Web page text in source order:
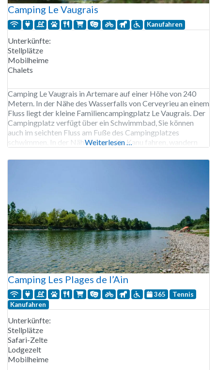
Camping Le Vaugrais
Kanufahren
Unterkünfte:
Stellplätze
Mobilheime
Chalets
Camping Le Vaugrais in Artemare auf einer Höhe von 240
Metern. In der Nähe des Wasserfalls von Cerveyrieu an einem
Fluss liegt der kleine Familiencampingplatz Le Vaugrais. Der
Campingplatz verfügt über ein Schwimmbad, Sie können
auch im seichten Fluss am Fuße des Campingplatzes
schwimmen. In der Nähe können Sie Kanu fahren, wandern
Weiterlesen …
Camping Les Plages de l’Ain
365
Tennis
Kanufahren
Unterkünfte:
Stellplätze
Safari-Zelte
Lodgezelt
Mobilheime